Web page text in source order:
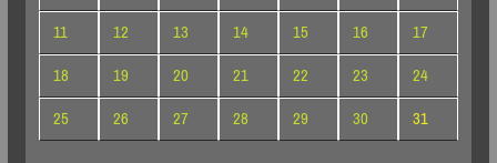
11
12 13 14 15 16
17
18
19 20 21 22 23
24
25
26 27 28 29 30
31